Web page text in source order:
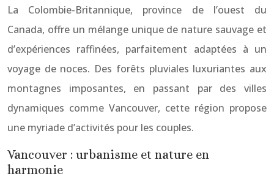
La Colombie-Britannique, province de l’ouest du
Canada, offre un mélange unique de nature sauvage et
d’expériences raffinées, parfaitement adaptées à un
voyage de noces. Des forêts pluviales luxuriantes aux
montagnes imposantes, en passant par des villes
dynamiques comme Vancouver, cette région propose
une myriade d’activités pour les couples.
Vancouver : urbanisme et nature en
harmonie